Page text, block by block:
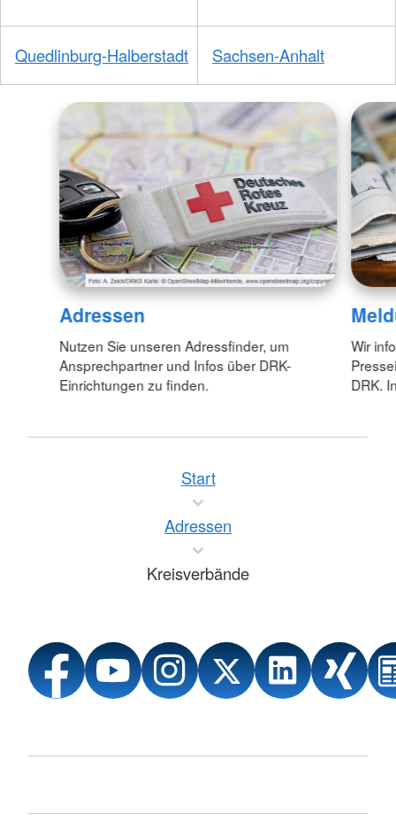
Quedlinburg-Halberstadt Sachsen-Anhalt
Adressen
Nutzen Sie unseren Adressfinder, um
Ansprechpartner und Infos über DRK-
Einrichtungen zu finden.
Wir
DRK.
Start
Adressen
Kreisverbände